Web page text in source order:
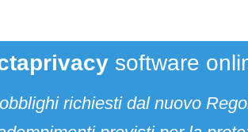
software
richiesti dal nuovo